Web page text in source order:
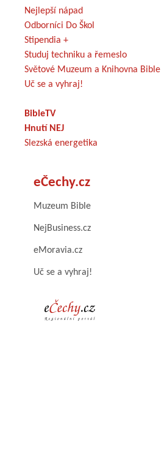
Nejlepší nápad
Odborníci Do Škol
Stipendia +
Studuj techniku a řemeslo
Světové Muzeum a Knihovna Bible
Uč se a vyhraj!
BibleTV
Hnutí NEJ
Slezská energetika
eČechy.cz
Muzeum Bible
NejBusiness.cz
eMoravia.cz
Uč se a vyhraj!